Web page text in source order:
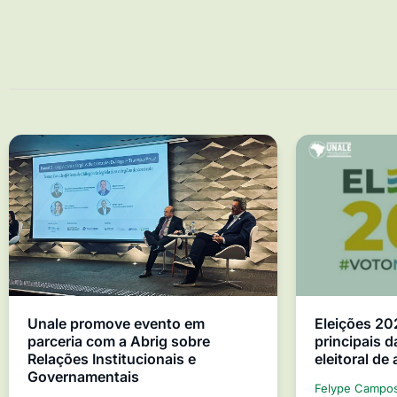
Unale promove evento em
parceria com a Abrig sobre
Relações Institucionais e
Governamentais
Eleições
principais
eleitoral de
Felype